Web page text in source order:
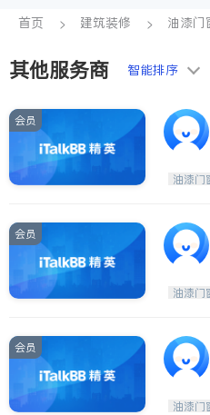
银行贷款
建筑装修
Scarborough
North York
Brampton
Kitchener
Stouffville
Waterloo
Oshawa
Pickering
Port Perry
首页 建筑装修 油漆门
其他服务商 智能排序
会员
油漆门
会员
油漆门
会员
油漆门